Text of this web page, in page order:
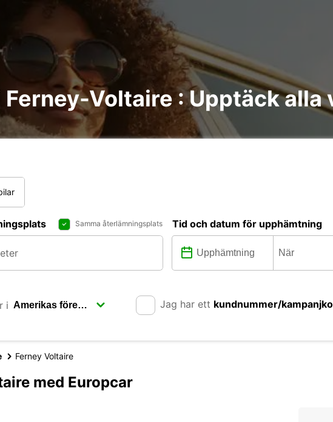
Voltaire : Upptäck alla
Samma återlämningsplats Tid och datum för upphämtning
i Jag har ett kundnummer/
Ferney Voltaire
med Europcar